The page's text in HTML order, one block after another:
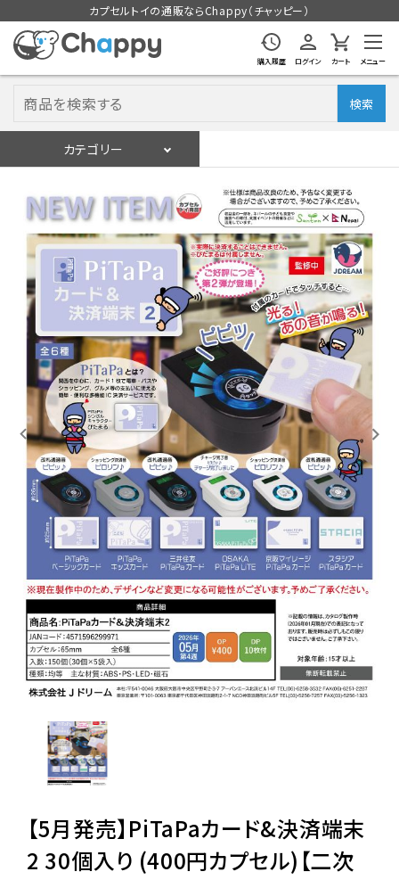
カプセルトイの通販ならChappy（チャッピー）
購入履歴 ログイン カート メニュー
検索
カテゴリー
ログイン 会員登録
入荷スケジュールをチェック
カプセルトイマシン本体
カプセルトイ
販促用空カプセル
レンタル
景品・玩具・文具
販促用カプセルトイ
よくあるご質問
ご利用ガイド
06-6282-7659
【5月発売】PiTaPaカード&決済端末
2 30個入り (400円カプセル)【二次